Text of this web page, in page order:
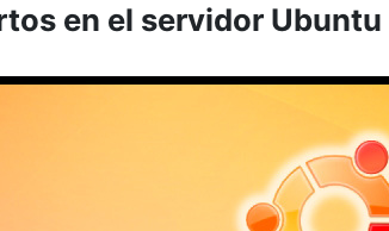
en el servidor Ubuntu